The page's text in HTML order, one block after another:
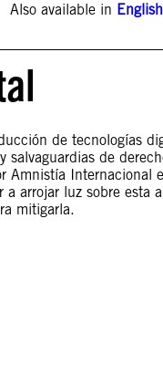
Also available in English
de tecnologías
salvaguardias de
Amnistía Internacional
arrojar luz sobre esta
mitigarla.